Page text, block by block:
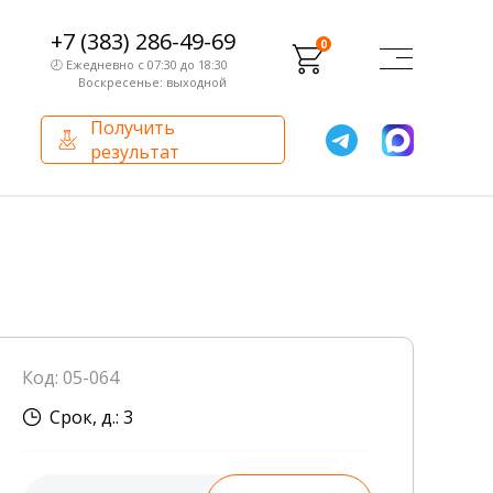
+7 (383) 286-49-69
🕗 Ежедневно с 07:30 до 18:30
Воскресенье: выходной
0
Получить
результат
Внутренний аудит
Сотрудники лаборатории
Код: 05-064
Срок, д.: 3